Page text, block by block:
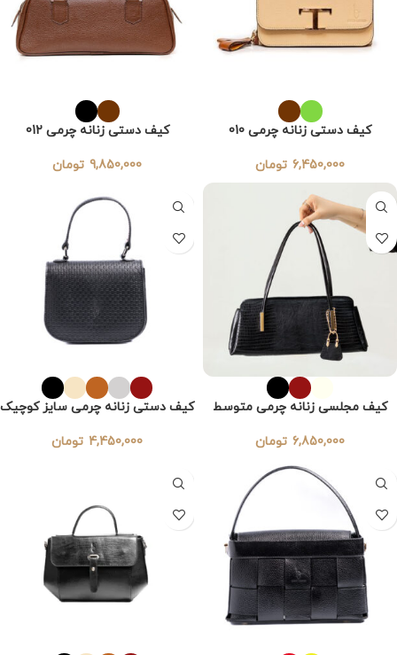
کیف دستی زنانه چرمی 010
6,450,000 تومان
کیف دستی زنانه چرمی 012
9,850,000 تومان
کیف مجلسی زنانه چرمی متوسط
6,850,000 تومان
کیف دستی زنانه چرمی سایز کوچیک
4,450,000 تومان